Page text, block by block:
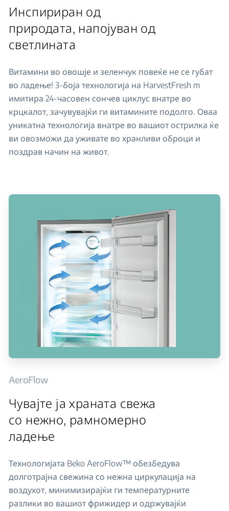
Инспириран од
природата, напојуван од
светлината
Витамини во овошје и зеленчук повеќе не се губат
во ладење! 3-боја технологија на HarvestFresh m
имитира 24-часовен сончев циклус внатре во
крцкалот, зачувувајќи ги витамините подолго. Оваа
уникатна технологија внатре во вашиот острилка ќе
ви овозможи да уживате во хранливи оброци и
поздрав начин на живот.
AeroFlow
Чувајте ја храната свежа
со нежно, рамномерно
ладење
Технологијата Beko AeroFlow™ обезбедува
долготрајна свежина со нежна циркулација на
воздухот, минимизирајќи ги температурните
разлики во вашиот фрижидер и одржувајќи